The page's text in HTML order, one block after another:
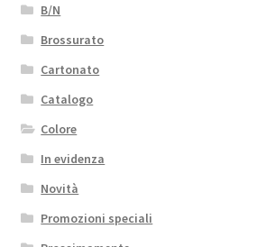
B/N
Brossurato
Cartonato
Catalogo
Colore
In evidenza
Novità
Promozioni speciali